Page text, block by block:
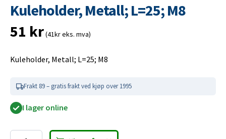
Kuleholder, Metall; L=25; M8
51 kr(41kr eks. mva)
Kuleholder, Metall; L=25; M8
Frakt 89 – gratis frakt ved kjøp over 1995
I lager online